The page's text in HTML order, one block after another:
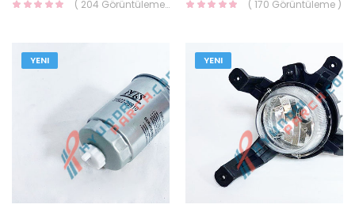
( 204 Görüntüleme ) ( 170 Görüntüleme )
YENI YENI